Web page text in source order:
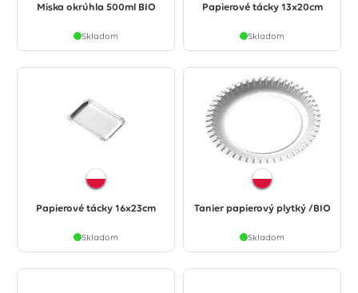
Miska okrúhla 500ml BIO
Skladom
Papierové tácky 13x20cm
Skladom
Papierové tácky 16x23cm
Skladom
Tanier papierový plytký /BIO
Skladom